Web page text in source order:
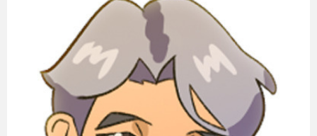
イベント/セミナー